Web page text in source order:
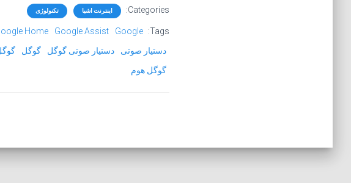
Categories: اینترنت اشیا تکنولوژی
Tags:
Google
Google Assist
Home
دستیار صوتی
دستیار صوتی گوگل گوگل
گوگل هوم